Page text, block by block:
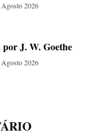
2026
por J. W. Goethe
2026